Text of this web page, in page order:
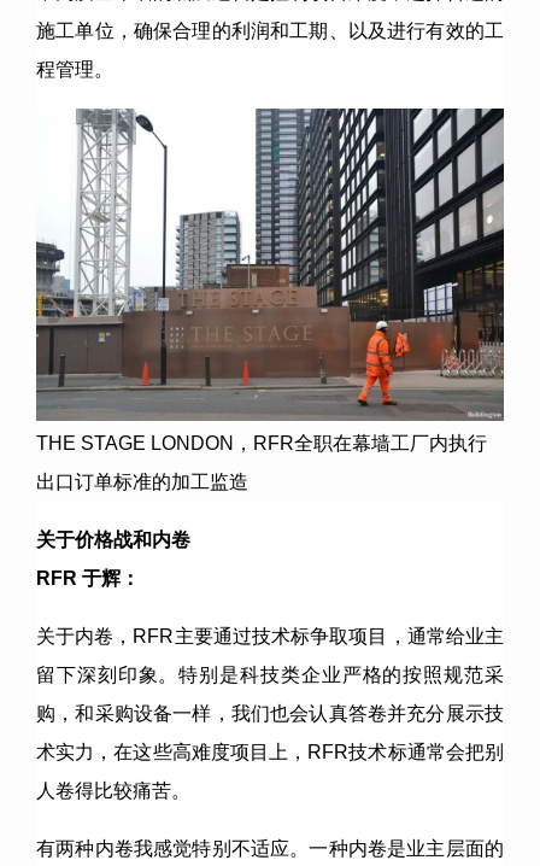
施工单位，确保合理的利润和工期、以及进行有效的工
程管理。
THE STAGE LONDON ， RFR全职在幕墙工厂内执行
出口订单标准的加工监造
关于价格战和内卷
RFR 于辉：
关于内卷，RFR主要通过技术标争取项目，通常给业主
留下深刻印象。特别是科技类企业严格的按照规范采
购，和采购设备一样，我们也会认真答卷并充分展示技
术实力，在这些高难度项目上，RFR技术标通常会把别
人卷得比较痛苦。
有两种内卷我感觉特别不适应。一种内卷是业主层面的